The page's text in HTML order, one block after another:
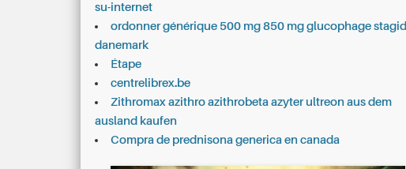
su-internet
ordonner générique 500 mg 850 mg glucophage stagid
danemark
Étape
centrelibrex.be
Zithromax azithro azithrobeta azyter ultreon aus dem
ausland kaufen
Compra de prednisona generica en canada